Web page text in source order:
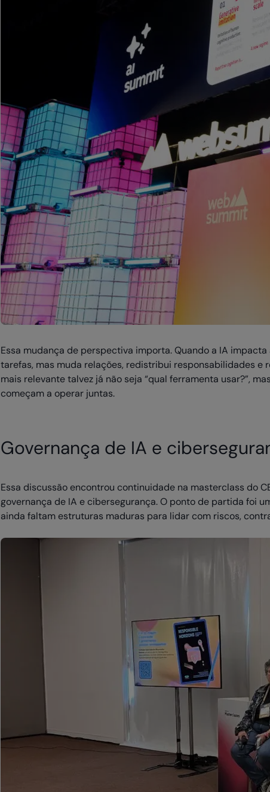
Essa mudança de perspectiva importa. Quando a IA
tarefas, mas muda relações, redistribui responsabilidades e
mais relevante talvez já não seja “qual ferramenta usar?”,
começam a operar juntas.
Governança de IA e
Essa discussão encontrou continuidade na masterclass do
governança de IA e cibersegurança. O ponto de partida foi
ainda faltam estruturas maduras para lidar com riscos,